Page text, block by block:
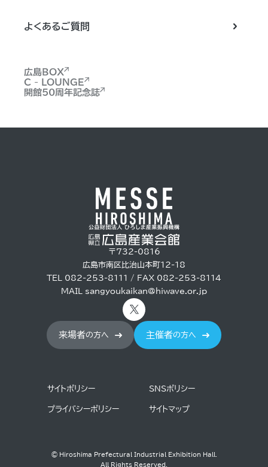
よくあるご質問
広島BOX
C - LOUNGE
開館50周年記念誌
〒732-0816
広島市南区比治山本町12-18
TEL 082-253-8111 / FAX 082-253-8114
MAIL sangyoukaikan@hiwave.or.jp
来場者の方へ 主催者の方へ
サイトポリシー SNSポリシー
プライバシーポリシー サイトマップ
© Hiroshima Prefectural Industrial Exhibition Hall.
All Rights Reserved.